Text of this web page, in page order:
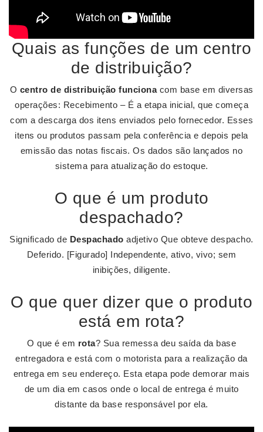
Quais as funções de um centro
de distribuição?
O centro de distribuição funcionacom base em diversas
operações: Recebimento – É a etapa inicial, que começa
com a descarga dos itens enviados pelo fornecedor. Esses
itens ou produtos passam pela conferência e depois pela
emissão das notas fiscais. Os dados são lançados no
sistema para atualização do estoque.
O que é um produto
despachado?
Significado de Despachado adjetivo Que obteve despacho.
Deferido. [Figurado] Independente, ativo, vivo; sem
inibições, diligente.
O que quer dizer que o produto
está em rota?
O que é em rota? Sua remessa deu saída da base
entregadora e está com o motorista para a realização da
entrega em seu endereço. Esta etapa pode demorar mais
de um dia em casos onde o local de entrega é muito
distante da base responsável por ela.